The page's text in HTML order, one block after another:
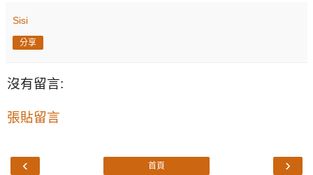
Sisi
分享
沒有留言:
張貼留言
‹ ›
首頁